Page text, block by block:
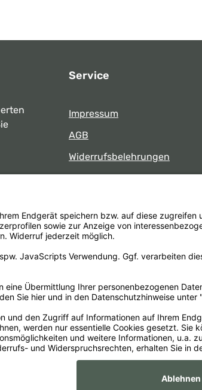
Uhr
Service
Impressum
AGB
Widerrufsbelehrungen
Datenschutz